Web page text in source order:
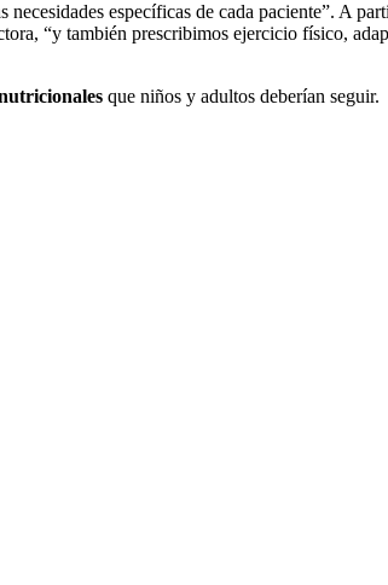
específicas de cada paciente”. A
“y también prescribimos ejercicio físico,
que niños y adultos deberían seguir.